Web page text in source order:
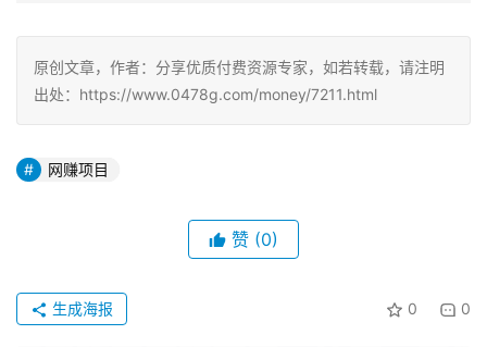
原创文章，作者：分享优质付费资源专家，如若转载，请注明
出处：https://www.0478g.com/money/7211.html
网赚项目
赞 (0)
0 0
生成海报